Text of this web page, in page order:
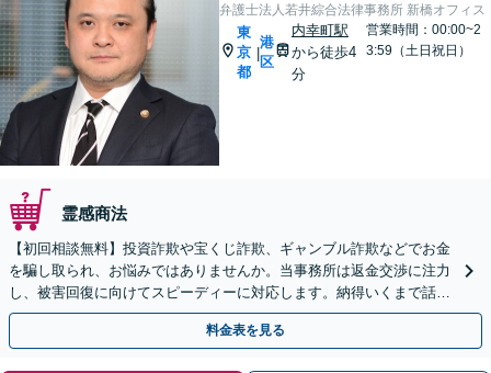
弁護士法人若井綜合法律事務所 新橋オフィス
東
京
都
|
港
区
内幸町駅
から徒歩4
分
営業時間：00:00~2
3:59（土日祝日）
霊感商法
【初回相談無料】投資詐欺や宝くじ詐欺、ギャンブル詐欺などでお金
を騙し取られ、お悩みではありませんか。当事務所は返金交渉に注力
し、被害回復に向けてスピーディーに対応します。納得いくまで話し
合って方針を決めるため安心です。【LINE対応】
料金表を見る